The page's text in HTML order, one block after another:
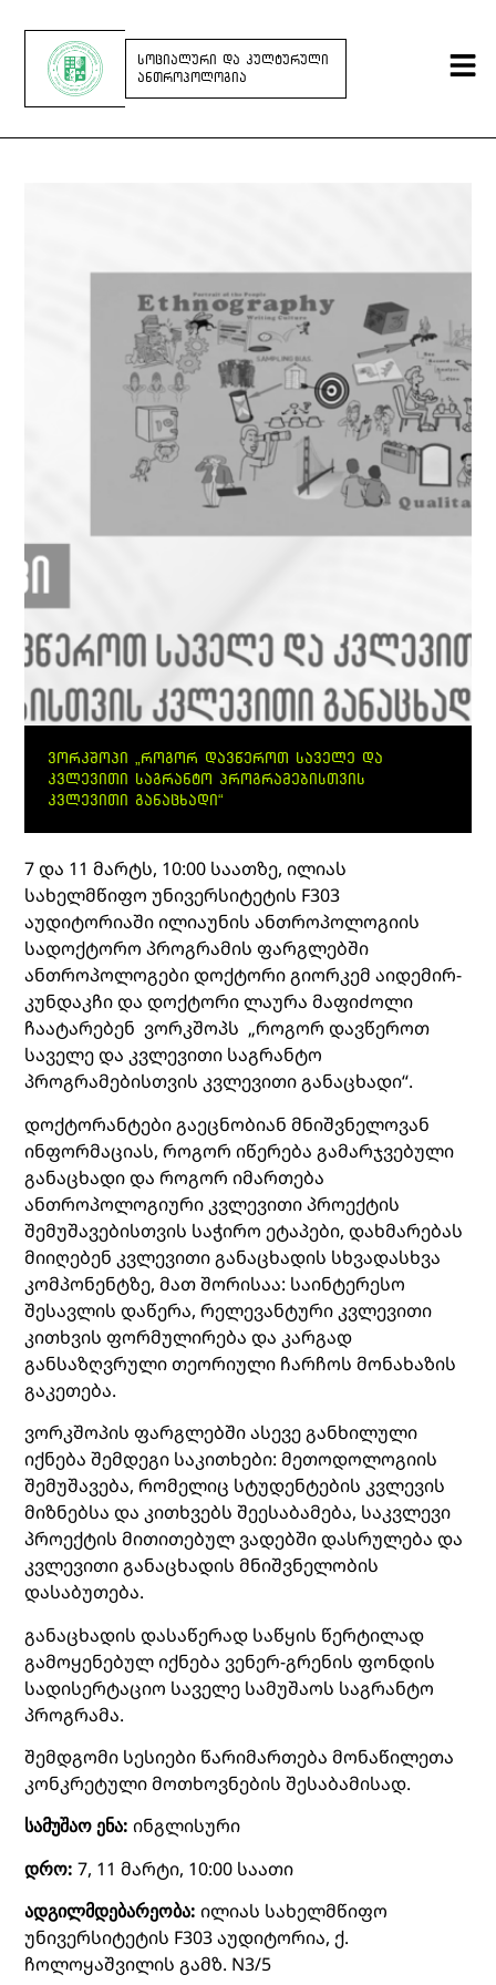
ᲡᲝᲪᲘᲐᲚᲣᲠᲘ ᲓᲐ ᲙᲣᲚᲢᲣᲠᲣᲚᲘ
ᲐᲜᲗᲠᲝᲞᲝᲚᲝᲒᲘᲐ
ᲕᲝᲠᲙᲨᲝᲞᲘ „ᲠᲝᲒᲝᲠ ᲓᲐᲕᲬᲔᲠᲝᲗ ᲡᲐᲕᲔᲚᲔ ᲓᲐ
ᲙᲕᲚᲔᲕᲘᲗᲘ ᲡᲐᲒᲠᲐᲜᲢᲝ ᲞᲠᲝᲒᲠᲐᲛᲔᲑᲘᲡᲗᲕᲘᲡ
ᲙᲕᲚᲔᲕᲘᲗᲘ ᲒᲐᲜᲐᲪᲮᲐᲓᲘ“
7 და 11 მარტს, 10:00 საათზე, ილიას
სახელმწიფო უნივერსიტეტის F303
აუდიტორიაში ილიაუნის ანთროპოლოგიის
სადოქტორო პროგრამის ფარგლებში
ანთროპოლოგები დოქტორი გიორკემ აიდემირ-
კუნდაკჩი და დოქტორი ლაურა მაფიძოლი
ჩაატარებენ ვორკშოპს „როგორ დავწეროთ
საველე და კვლევითი საგრანტო
პროგრამებისთვის კვლევითი განაცხადი“.
დოქტორანტები გაეცნობიან მნიშვნელოვან
ინფორმაციას, როგორ იწერება გამარჯვებული
განაცხადი და როგორ იმართება
ანთროპოლოგიური კვლევითი პროექტის
შემუშავებისთვის საჭირო ეტაპები, დახმარებას
მიიღებენ კვლევითი განაცხადის სხვადასხვა
კომპონენტზე, მათ შორისაა: საინტერესო
შესავლის დაწერა, რელევანტური კვლევითი
კითხვის ფორმულირება და კარგად
განსაზღვრული თეორიული ჩარჩოს მონახაზის
გაკეთება.
ვორკშოპის ფარგლებში ასევე განხილული
იქნება შემდეგი საკითხები: მეთოდოლოგიის
შემუშავება, რომელიც სტუდენტების კვლევის
მიზნებსა და კითხვებს შეესაბამება, საკვლევი
პროექტის მითითებულ ვადებში დასრულება და
კვლევითი განაცხადის მნიშვნელობის
დასაბუთება.
განაცხადის დასაწერად საწყის წერტილად
გამოყენებულ იქნება ვენერ-გრენის ფონდის
სადისერტაციო საველე სამუშაოს საგრანტო
პროგრამა.
შემდგომი სესიები წარიმართება მონაწილეთა
კონკრეტული მოთხოვნების შესაბამისად.
სამუშაო ენა: ინგლისური
დრო: 7, 11 მარტი, 10:00 საათი
ადგილმდებარეობა: ილიას სახელმწიფო
უნივერსიტეტის F303 აუდიტორია, ქ.
ჩოლოყაშვილის გამზ. N3/5